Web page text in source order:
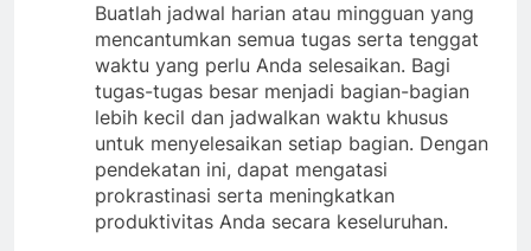
Buatlah jadwal harian atau mingguan yang
mencantumkan semua tugas serta tenggat
waktu yang perlu Anda selesaikan. Bagi
tugas-tugas besar menjadi bagian-bagian
lebih kecil dan jadwalkan waktu khusus
untuk menyelesaikan setiap bagian. Dengan
pendekatan ini, dapat mengatasi
prokrastinasi serta meningkatkan
produktivitas Anda secara keseluruhan.